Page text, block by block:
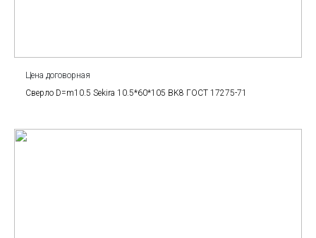
Цена договорная
Сверло D=m10.5 Sekira 10.5*60*105 BK8 ГОСТ 17275-71